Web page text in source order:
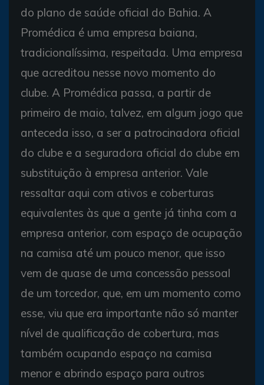
do plano de saúde oficial do Bahia. A
Promédica é uma empresa baiana,
tradicionalíssima, respeitada. Uma empresa
que acreditou nesse novo momento do
clube. A Promédica passa, a partir de
primeiro de maio, talvez, em algum jogo que
anteceda isso, a ser a patrocinadora oficial
do clube e a seguradora oficial do clube em
substituição à empresa anterior. Vale
ressaltar aqui com ativos e coberturas
equivalentes às que a gente já tinha com a
empresa anterior, com espaço de ocupação
na camisa até um pouco menor, que isso
vem de quase de uma concessão pessoal
de um torcedor, que, em um momento como
esse, viu que era importante não só manter
nível de qualificação de cobertura, mas
também ocupando espaço na camisa
menor e abrindo espaço para outros